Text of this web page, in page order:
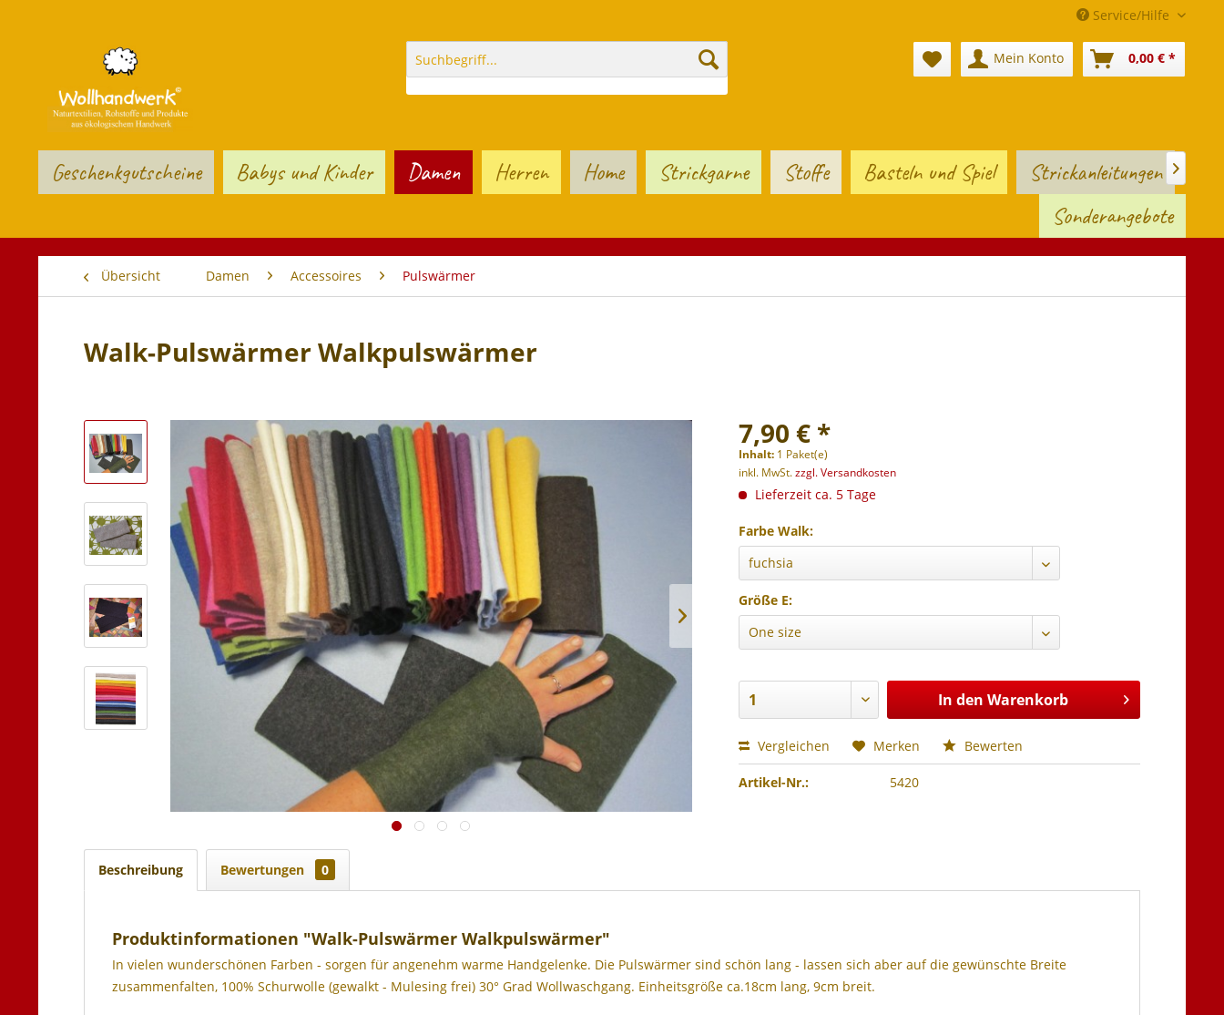
Service/Hilfe
Mein Konto 0,00 € *
Geschenkgutscheine Babys und Kinder Damen Herren Home Strickgarne Stoffe Basteln und Spiel
Strickanleitungen
Sonderangebote

Übersicht Damen Accessoires Pulswärmer
Walk-Pulswärmer Walkpulswärmer
7,90 € *
Inhalt: 1 Paket(e)
inkl. MwSt.zzgl. Versandkosten
Lieferzeit ca. 5 Tage
Farbe Walk:
Größe E:
In den Warenkorb
Vergleichen Merken Bewerten
Artikel-Nr.: 5420
Beschreibung Bewertungen 0
Produktinformationen "Walk-Pulswärmer Walkpulswärmer"
In vielen wunderschönen Farben - sorgen für angenehm warme Handgelenke. Die Pulswärmer sind schön lang - lassen sich aber auf die gewünschte Breite
zusammenfalten, 100% Schurwolle (gewalkt - Mulesing frei) 30° Grad Wollwaschgang. Einheitsgröße ca.18cm lang, 9cm breit.